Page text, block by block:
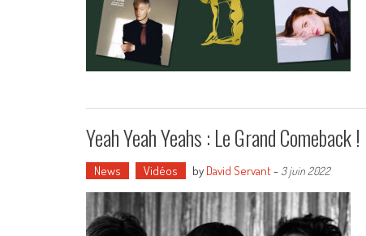
Yeah Yeah Yeahs : Le Grand Comeback !
News Vidéos by David Servant- 3 juin 2022